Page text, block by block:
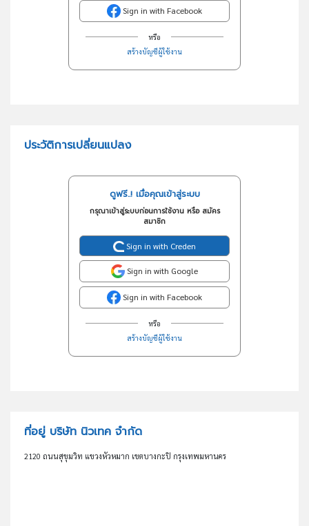
Sign in with Facebook
หรือ
สร้างบัญชีผู้ใช้งาน
ประวัติการเปลี่ยนแปลง
ดูฟรี..! เมื่อคุณเข้าสู่ระบบ
กรุณาเข้าสู่ระบบก่อนการใช้งาน หรือ สมัคร
สมาชิก
Sign in with Creden
Sign in with Google
Sign in with Facebook
หรือ
สร้างบัญชีผู้ใช้งาน
ที่อยู่ บริษัท นิวเทค จำกัด
2120 ถนนสุขุมวิท แขวงหัวหมาก เขตบางกะปิ กรุงเทพมหานคร